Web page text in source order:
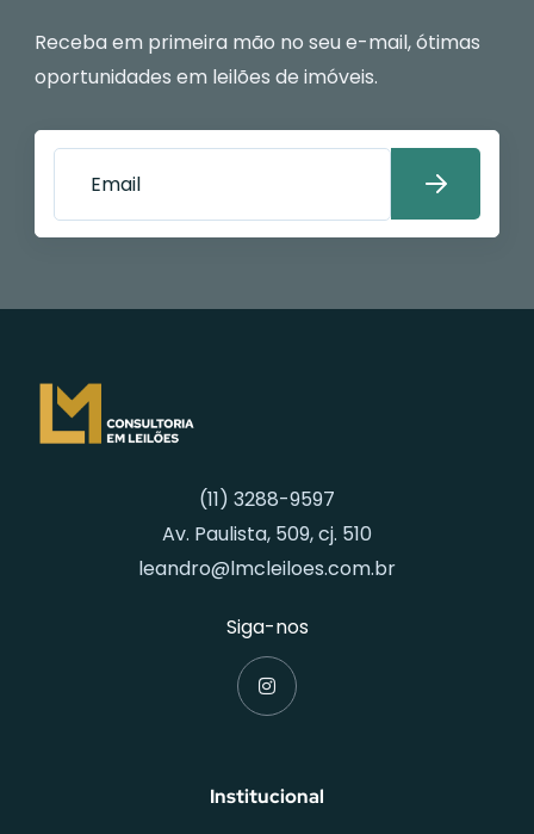
Receba em primeira mão no seu e-mail, ótimas
oportunidades em leilões de imóveis.
(11) 3288-9597
Av. Paulista, 509, cj. 510
leandro@lmcleiloes.com.br
Siga-nos
Institucional